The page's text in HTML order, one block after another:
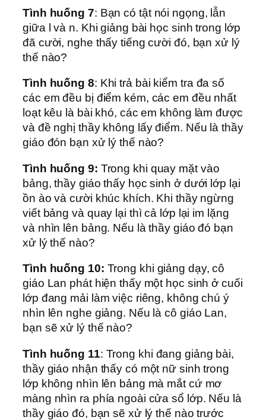
Tình huống 7: Bạn có tật nói ngọng, lẫn
giữa l và n. Khi giảng bài học sinh trong lớp
đã cười, nghe thấy tiếng cười đó, bạn xử lý
thế nào?
Tình huống 8: Khi trả bài kiểm tra đa số
các em đều bị điểm kém, các em đều nhất
loạt kêu là bài khó, các em không làm được
và đề nghị thầy không lấy điểm. Nếu là thầy
giáo đón bạn xử lý thế nào?
Tình huống 9: Trong khi quay mặt vào
bảng, thầy giáo thấy học sinh ở dưới lớp lại
ồn ào và cười khúc khích. Khi thầy ngừng
viết bảng và quay lại thì cả lớp lại im lặng
và nhìn lên bảng. Nếu là thầy giáo đó bạn
xử lý thế nào?
Tình huống 10: Trong khi giảng dạy, cô
giáo Lan phát hiện thấy một học sinh ở cuối
lớp đang mải làm việc riêng, không chú ý
nhìn lên nghe giảng. Nếu là cô giáo Lan,
bạn sẽ xử lý thế nào?
Tình huống 11: Trong khi đang giảng bài,
thầy giáo nhận thấy có một nữ sinh trong
lớp không nhìn lên bảng mà mắt cứ mơ
màng nhìn ra phía ngoài cửa sổ lớp. Nếu là
thầy giáo đó, bạn sẽ xử lý thế nào trước